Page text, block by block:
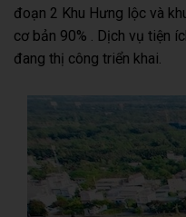
đoạn 2 Khu Hưng lộc và
cơ bản 90% . Dịch vụ tiện
đang thị công triển khai.